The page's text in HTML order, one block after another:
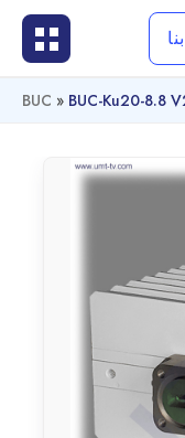
» BUC-Ku20-8.8